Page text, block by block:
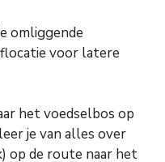
omliggende
voor latere
het voedselbos op
je van alles over
op de route naar het